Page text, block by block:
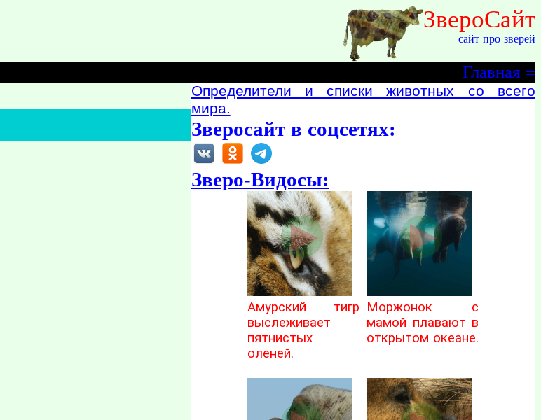
ЗвероСайт
сайт про зверей
≡
Главная
Определители и списки животных со всего
мира.
Зверосайт в соцсетях:
Зверо-Видосы:
Амурский тигр
выслеживает
пятнистых
оленей.
Моржонок с
мамой плавают в
открытом океане.